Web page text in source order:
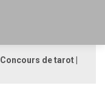
Concours de tarot |